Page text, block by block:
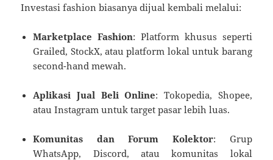
Investasi fashion biasanya dijual kembali melalui:
Marketplace Fashion: Platform khusus seperti
Grailed, StockX, atau platform lokal untuk barang
second-hand mewah.
Aplikasi Jual Beli Online: Tokopedia, Shopee,
atau Instagram untuk target pasar lebih luas.
Komunitas dan Forum Kolektor: Grup
WhatsApp, Discord, atau komunitas lokal